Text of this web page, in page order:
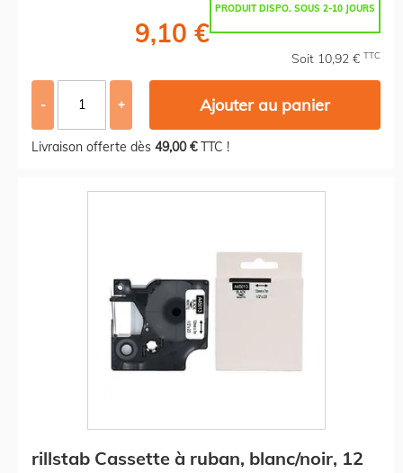
PRODUIT DISPO. SOUS 2-10 JOURS
9,10 €
Soit 10,92 € TTC
- + Ajouter au panier
Livraison offerte dès 49,00 €TTC !
rillstab Cassette à ruban, blanc/noir, 12